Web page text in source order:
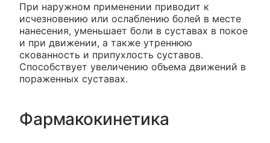
При наружном применении приводит к
исчезновению или ослаблению болей в месте
нанесения, уменьшает боли в суставах в покое
и при движении, а также утреннюю
скованность и припухлость суставов.
Способствует увеличению объема движений в
пораженных суставах.
Фармакокинетика